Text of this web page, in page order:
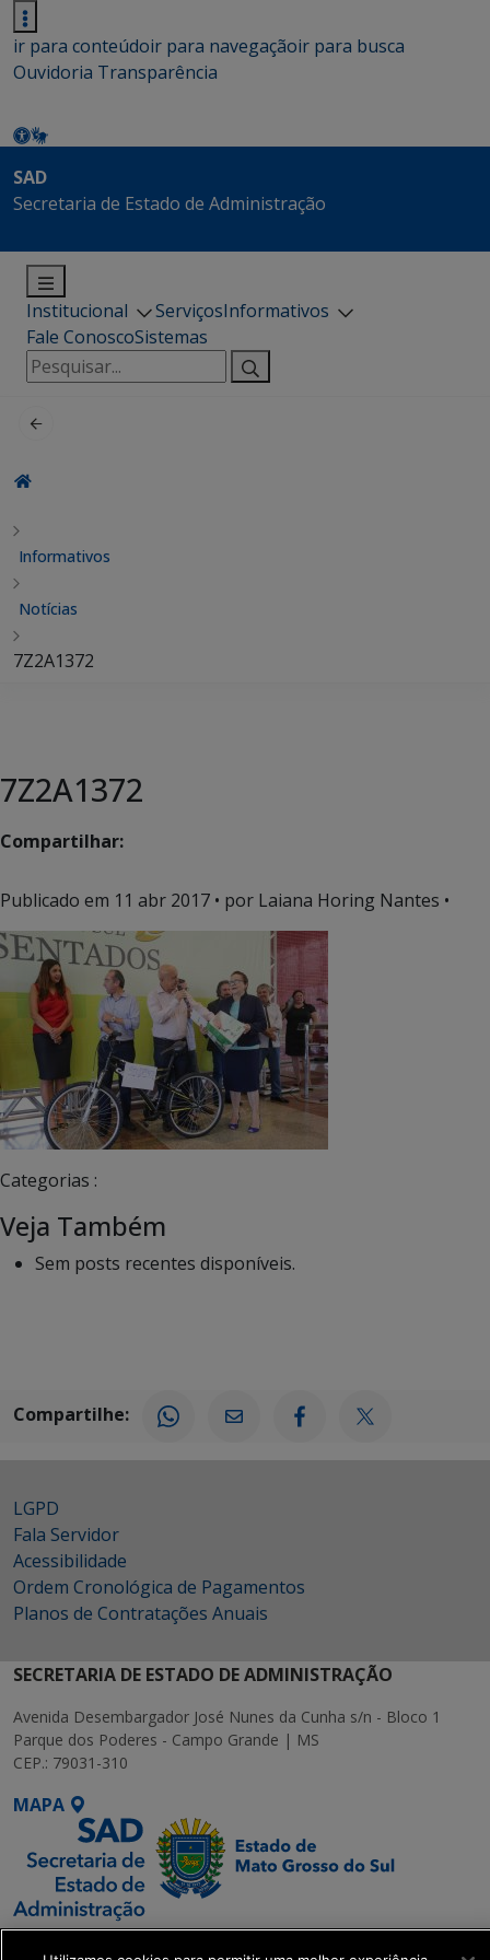
ir para conteúdoir para navegaçãoir para busca
Ouvidoria Transparência
SAD
Secretaria de Estado de Administração
Institucional ServiçosInformativos
Fale ConoscoSistemas
Pesquisar
por:
Informativos
Notícias
7Z2A1372
7Z2A1372
Compartilhar:
Publicado em 11 abr 2017 • por Laiana Horing Nantes •
Categorias :
Veja Também
Sem posts recentes disponíveis.
Compartilhe:
LGPD
Fala Servidor
Acessibilidade
Ordem Cronológica de Pagamentos
Planos de Contratações Anuais
SECRETARIA DE ESTADO DE ADMINISTRAÇÃO
Avenida Desembargador José Nunes da Cunha s/n - Bloco 1
Parque dos Poderes - Campo Grande | MS
CEP.: 79031-310
MAPA